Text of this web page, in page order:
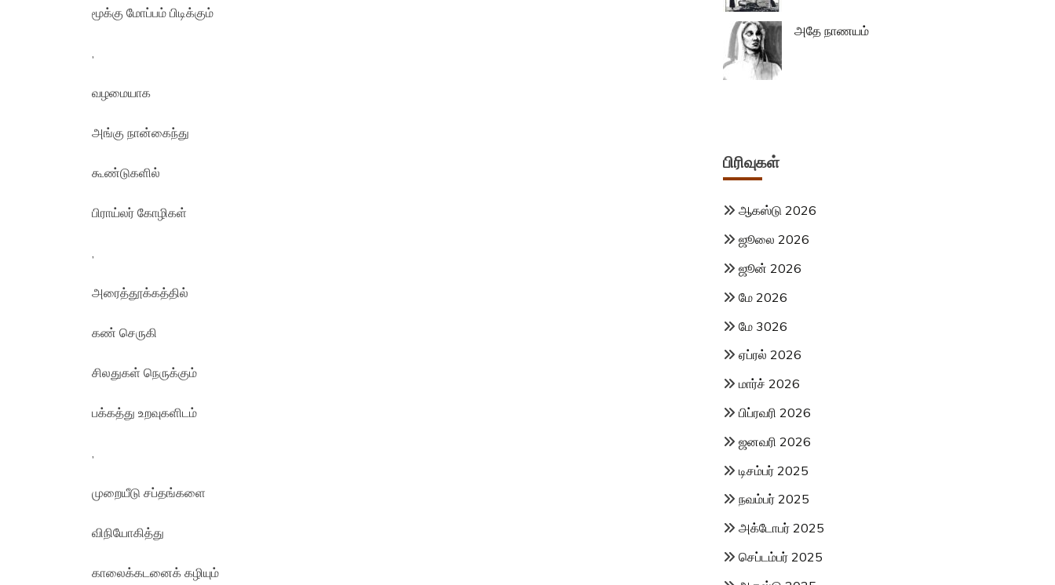
மூக்கு மோப்பம் பிடிக்கும்
,
வழமையாக
அங்கு நான்கைந்து
கூண்டுகளில்
பிராய்லர் கோழிகள்
,
அரைத்தூக்கத்தில்
கண் செருகி
சிலதுகள் நெருக்கும்
பக்கத்து உறவுகளிடம்
,
முறையீடு சப்தங்களை
விநியோகித்து
காலைக்கடனைக் கழியும்
அதே நாணயம்
பிரிவுகள்
ஆகஸ்டு 2026
ஜூலை 2026
ஜூன் 2026
மே 2026
மே 3026
ஏப்ரல் 2026
மார்ச் 2026
பிப்ரவரி 2026
ஜனவரி 2026
டிசம்பர் 2025
நவம்பர் 2025
அக்டோபர் 2025
செப்டம்பர் 2025